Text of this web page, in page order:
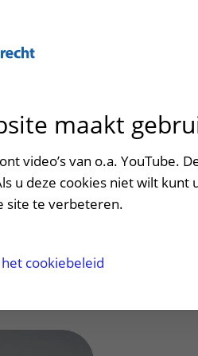
patiëntportaal
het ziekenhuis
en voorzieningen
en veiligheid
Contact en
Contactgegevens
maakt
video’s van o.a. YouTube.
u deze cookies niet wilt
site te verbeteren.
cookiebeleid